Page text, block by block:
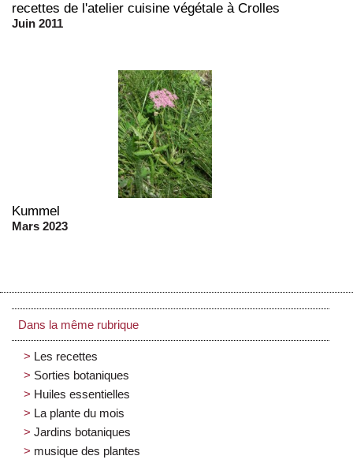
recettes de l'atelier cuisine végétale à Crolles
Juin 2011
Kummel
Mars 2023
Dans la même rubrique
Les recettes
Sorties botaniques
Huiles essentielles
La plante du mois
Jardins botaniques
musique des plantes